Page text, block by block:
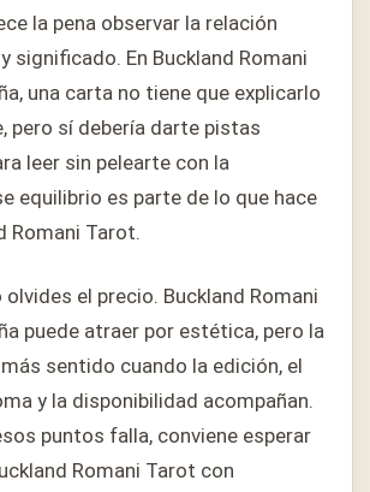
la pena observar la relación
significado. En Buckland Romani
una carta no tiene que explicarlo
pero sí debería darte pistas
leer sin pelearte con la
equilibrio es parte de lo que hace
Romani Tarot.
el precio. Buckland Romani
puede atraer por estética, pero la
sentido cuando la edición, el
y la disponibilidad acompañan.
puntos falla, conviene esperar
Romani Tarot con